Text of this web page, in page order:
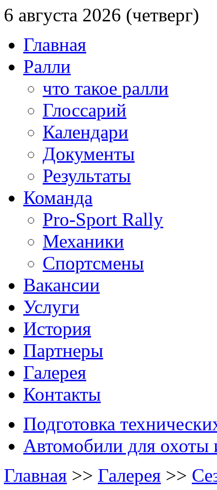
6 августа 2026 (четверг)
Главная
Ралли
что такое ралли
Глоссарий
Календари
Документы
Результаты
Команда
Pro-Sport Rally
Механики
Спортсмены
Вакансии
Услуги
История
Партнеры
Галерея
Контакты
Подготовка
Автомобили для охоты
Главная >> Галерея >>